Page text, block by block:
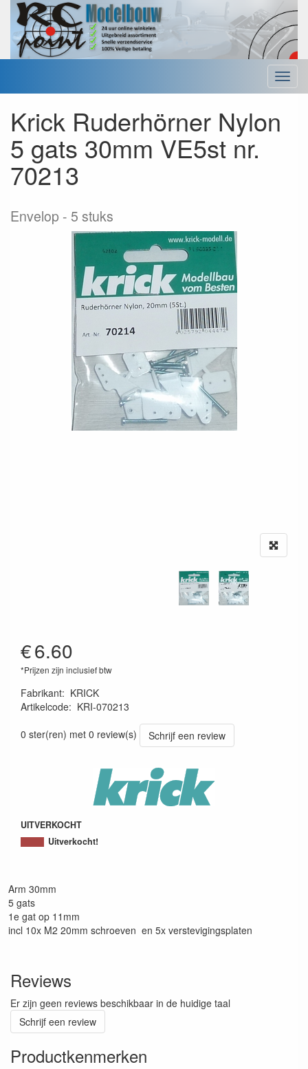
Menu
Krick Ruderhörner Nylon
5 gats 30mm VE5st nr.
70213
Envelop 5 stuks
€6.60
*Prijzen zijn inclusief btw
Fabrikant: KRICK
Artikelcode: KRI-070213
0 ster(ren) met 0 review(s)
Schrijf een review
UITVERKOCHT
Uitverkocht!
Arm 30mm
5 gats
1e gat op 11mm
incl 10x M2 20mm schroeven en 5x verstevigingsplaten
Reviews
Er zijn geen reviews beschikbaar in de huidige taal
Schrijf een review
Productkenmerken